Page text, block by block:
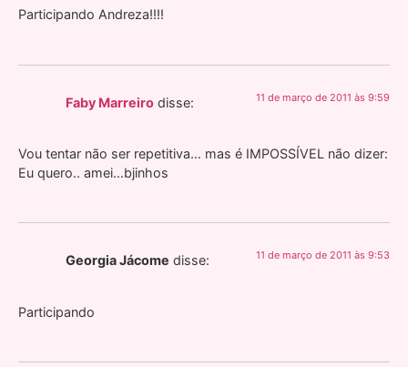
Participando Andreza!!!!
Faby Marreiro disse: 11 de março de 2011 às 9:59
Vou tentar não ser repetitiva… mas é IMPOSSÍVEL não dizer:
Eu quero.. amei…bjinhos
Georgia Jácome disse: 11 de março de 2011 às 9:53
Participando